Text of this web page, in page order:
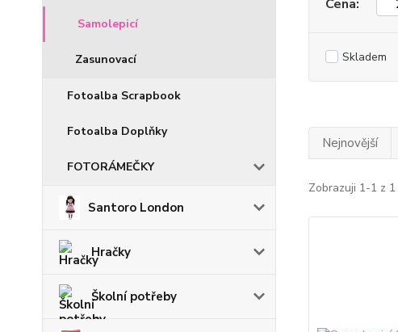
Samolepicí
Zasunovací
Fotoalba Scrapbook
Fotoalba Doplňky
FOTORÁMEČKY
Santoro London
Hračky
Školní potřeby
Cena:
Skladem
Nejnovější
Zobrazuji 1-1 z 1